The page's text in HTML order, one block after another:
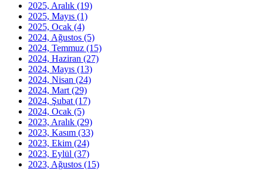
2025, Aralık (19)
2025, Mayıs (1)
2025, Ocak (4)
2024, Ağustos (5)
2024, Temmuz (15)
2024, Haziran (27)
2024, Mayıs (13)
2024, Nisan (24)
2024, Mart (29)
2024, Şubat (17)
2024, Ocak (5)
2023, Aralık (29)
2023, Kasım (33)
2023, Ekim (24)
2023, Eylül (37)
2023, Ağustos (15)